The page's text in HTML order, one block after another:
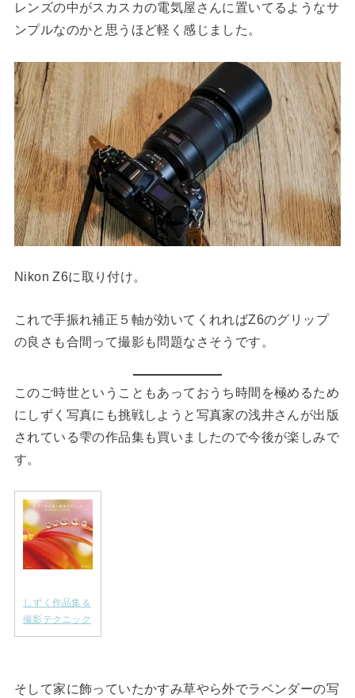
レンズの中がスカスカの電気屋さんに置いてるようなサ
ンプルなのかと思うほど軽く感じました。
Nikon Z6に取り付け。
これで手振れ補正５軸が効いてくれればZ6のグリップ
の良さも合間って撮影も問題なさそうです。
このご時世ということもあっておうち時間を極めるため
にしずく写真にも挑戦しようと写真家の浅井さんが出版
されている雫の作品集も買いましたので今後が楽しみで
す。
しずく作品集＆
撮影テクニック
そして家に飾っていたかすみ草やら外でラベンダーの写